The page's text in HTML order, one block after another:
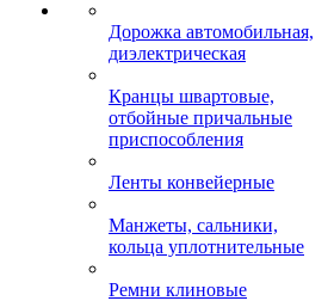
Дорожка автомобильная,
диэлектрическая
Кранцы швартовые,
отбойные причальные
приспособления
Ленты конвейерные
Манжеты, сальники,
кольца уплотнительные
Ремни клиновые